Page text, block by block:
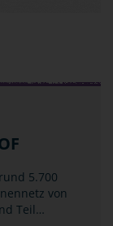
5.700
von
Teil…